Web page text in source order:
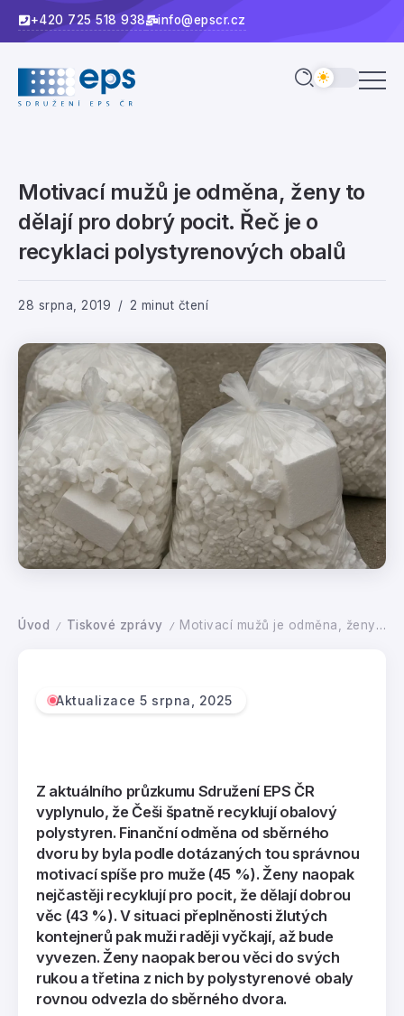
+420 725 518 938 info@epscr.cz
Motivací mužů je odměna, ženy to
dělají pro dobrý pocit. Řeč je o
recyklaci polystyrenových obalů
28 srpna, 2019 2 minut čtení
Úvod / Tiskové zprávy / Motivací mužů je odměna, ženy to dělají pro dobrý pocit. Řeč je o recyklaci polystyrenových obalů
Aktualizace 5 srpna, 2025
Z aktuálního průzkumu Sdružení EPS ČR
vyplynulo, že Češi špatně recyklují obalový
polystyren. Finanční odměna od sběrného
dvoru by byla podle dotázaných tou správnou
motivací spíše pro muže (45 %). Ženy naopak
nejčastěji recyklují pro pocit, že dělají dobrou
věc (43 %). V situaci přeplněnosti žlutých
kontejnerů pak muži raději vyčkají, až bude
vyvezen. Ženy naopak berou věci do svých
rukou a třetina z nich by polystyrenové obaly
rovnou odvezla do sběrného dvora.